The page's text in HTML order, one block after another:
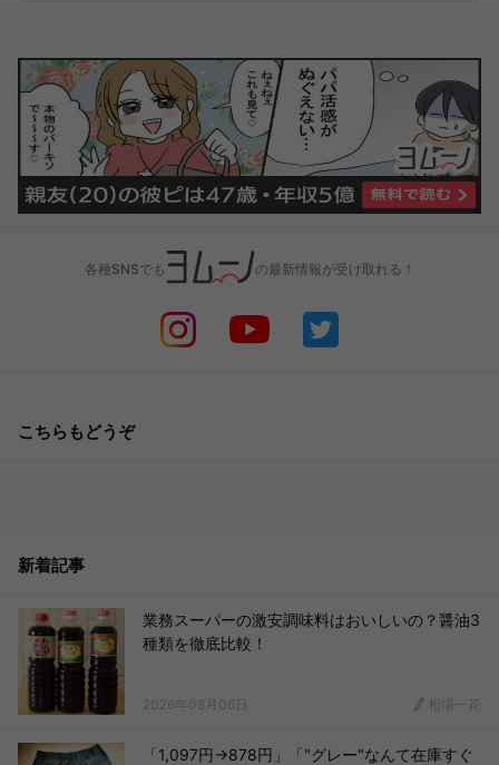
各種SNSでも の最新情報が受け取れる！
こちらもどうぞ
新着記事
業務スーパーの激安調味料はおいしいの？醤油3
種類を徹底比較！
2026年08月06日 相場一花
「1,097円→878円」「"グレー"なんて在庫すぐ